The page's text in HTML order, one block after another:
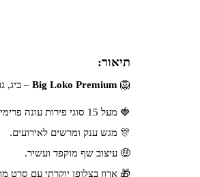
תיאור:
🦁
Big Loko Premium – ביג,
🍓 מעל 15 סוגי פירות עונה פרימיום טריים, חתוכים בעבודת יד.
🎊 מגש ענק ומרשים לאירועים.
🤑 עיצוב שף מוקפד ועשיר.
🎁 ארוז בצלופן יוקרתי עם סרט